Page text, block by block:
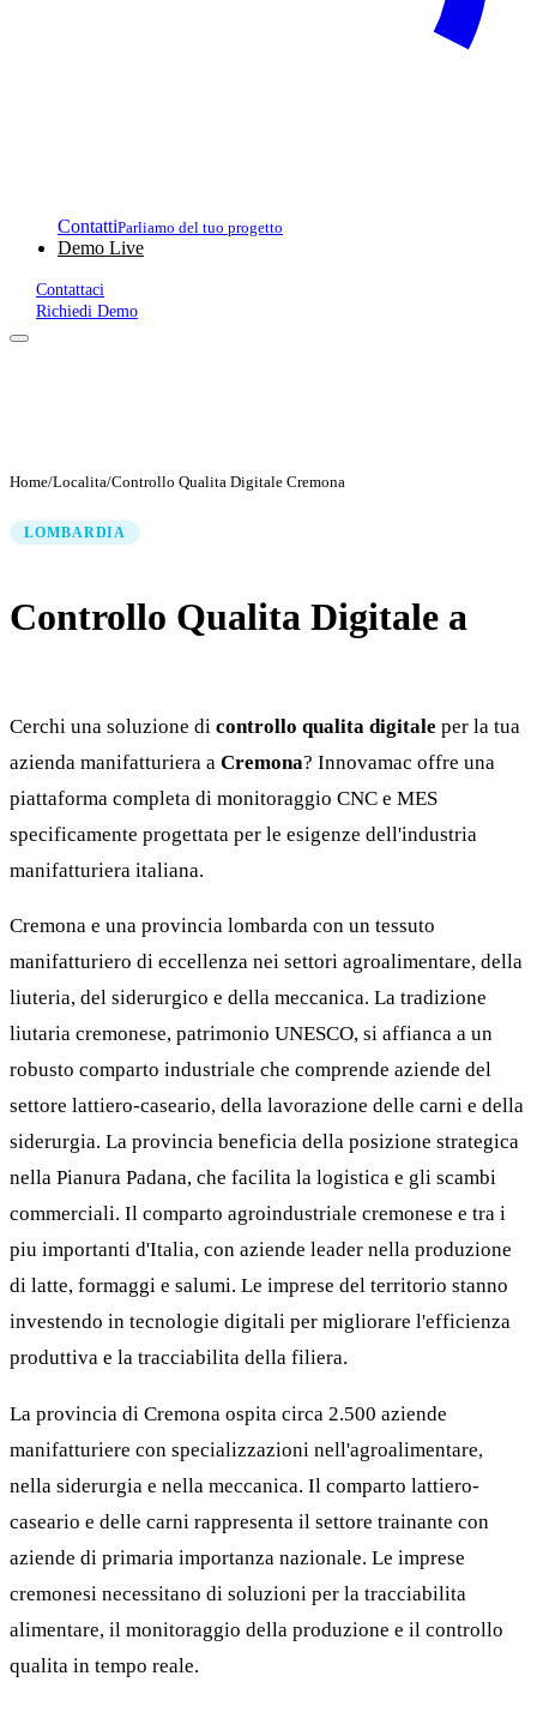
ContattiParliamo del tuo progetto
Demo Live
Contattaci
Richiedi Demo
Home/Localita/Controllo Qualita Digitale Cremona
LOMBARDIA
Controllo Qualita Digitale a
Cerchi una soluzione di controllo qualita digitale per la tua
azienda manifatturiera a Cremona? Innovamac offre una
piattaforma completa di monitoraggio CNC e MES
specificamente progettata per le esigenze dell'industria
manifatturiera italiana.
Cremona e una provincia lombarda con un tessuto
manifatturiero di eccellenza nei settori agroalimentare, della
liuteria, del siderurgico e della meccanica. La tradizione
liutaria cremonese, patrimonio UNESCO, si affianca a un
robusto comparto industriale che comprende aziende del
settore lattiero-caseario, della lavorazione delle carni e della
siderurgia. La provincia beneficia della posizione strategica
nella Pianura Padana, che facilita la logistica e gli scambi
commerciali. Il comparto agroindustriale cremonese e tra i
piu importanti d'Italia, con aziende leader nella produzione
di latte, formaggi e salumi. Le imprese del territorio stanno
investendo in tecnologie digitali per migliorare l'efficienza
produttiva e la tracciabilita della filiera.
La provincia di Cremona ospita circa 2.500 aziende
manifatturiere con specializzazioni nell'agroalimentare,
nella siderurgia e nella meccanica. Il comparto lattiero-
caseario e delle carni rappresenta il settore trainante con
aziende di primaria importanza nazionale. Le imprese
cremonesi necessitano di soluzioni per la tracciabilita
alimentare, il monitoraggio della produzione e il controllo
qualita in tempo reale.